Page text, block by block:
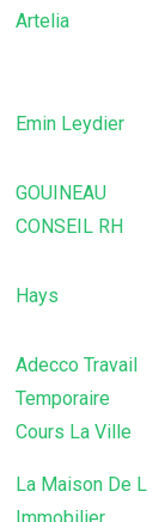
Artelia
Emin Leydier
GOUINEAU
CONSEIL RH
Hays
Adecco Travail
Temporaire
Cours La Ville
La Maison De L